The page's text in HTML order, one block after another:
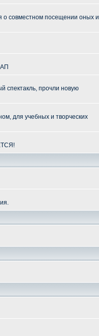
о совместном посещении оных и
спектакль, прочли новую
для учебных и творческих